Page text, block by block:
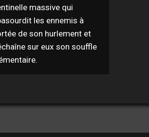
massive qui
les ennemis à
de son hurlement et
sur eux son souffle